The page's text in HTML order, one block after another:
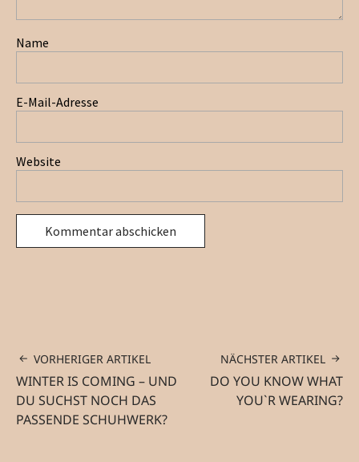
Name
E-Mail-Adresse
Website
VORHERIGER ARTIKEL
WINTER IS COMING – UND
DU SUCHST NOCH DAS
PASSENDE SCHUHWERK?
NÄCHSTER ARTIKEL
DO YOU KNOW WHAT
YOU`R WEARING?